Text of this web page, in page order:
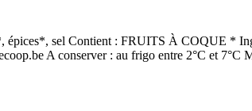
sel Contient : FRUITS À COQUE *
A conserver : au frigo entre 2°C et 7°C